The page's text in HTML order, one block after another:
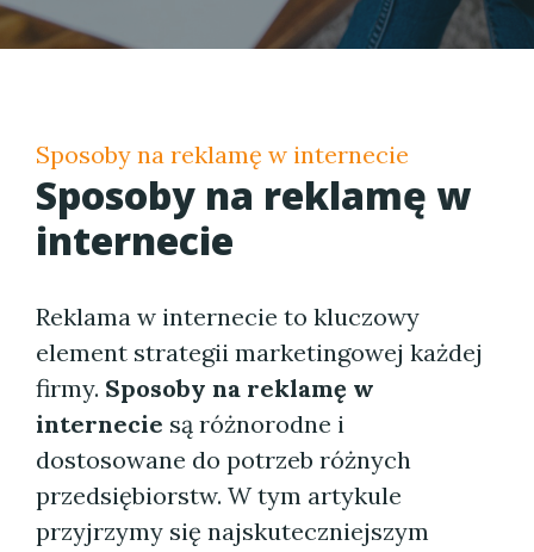
Sposoby na reklamę w internecie
Sposoby na reklamę w
internecie
Reklama w internecie to kluczowy
element strategii marketingowej każdej
firmy. Sposoby na reklamę w
internecie są różnorodne i
dostosowane do potrzeb różnych
przedsiębiorstw. W tym artykule
przyjrzymy się najskuteczniejszym